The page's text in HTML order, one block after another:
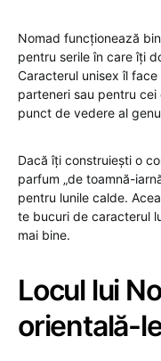
Nomad funcționează
pentru serile în care îți
Caracterul unisex îl
parteneri sau pentru
punct de vedere al
Dacă îți construiești o
parfum „de toamnă-
pentru lunile calde.
te bucuri de caracterul
mai bine.
Locul lui
orientală-